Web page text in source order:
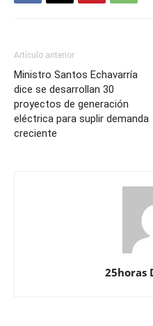
Artículo anterior
Ministro Santos Echavarría
dice se desarrollan 30
proyectos de generación
eléctrica para suplir demanda
creciente
25horas